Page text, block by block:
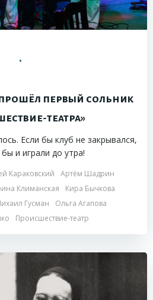
•
прошёл первый сольник
театра»
Если бы клуб не закрывался,
бы и играли до утра!
Караковский
Артём Шадрин
Климанская
Кира Бычкова
Гусман
Ольга Агапова
Происшествие-театр